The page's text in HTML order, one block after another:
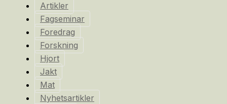
Artikler
Fagseminar
Foredrag
Forskning
Hjort
Jakt
Mat
Nyhetsartikler